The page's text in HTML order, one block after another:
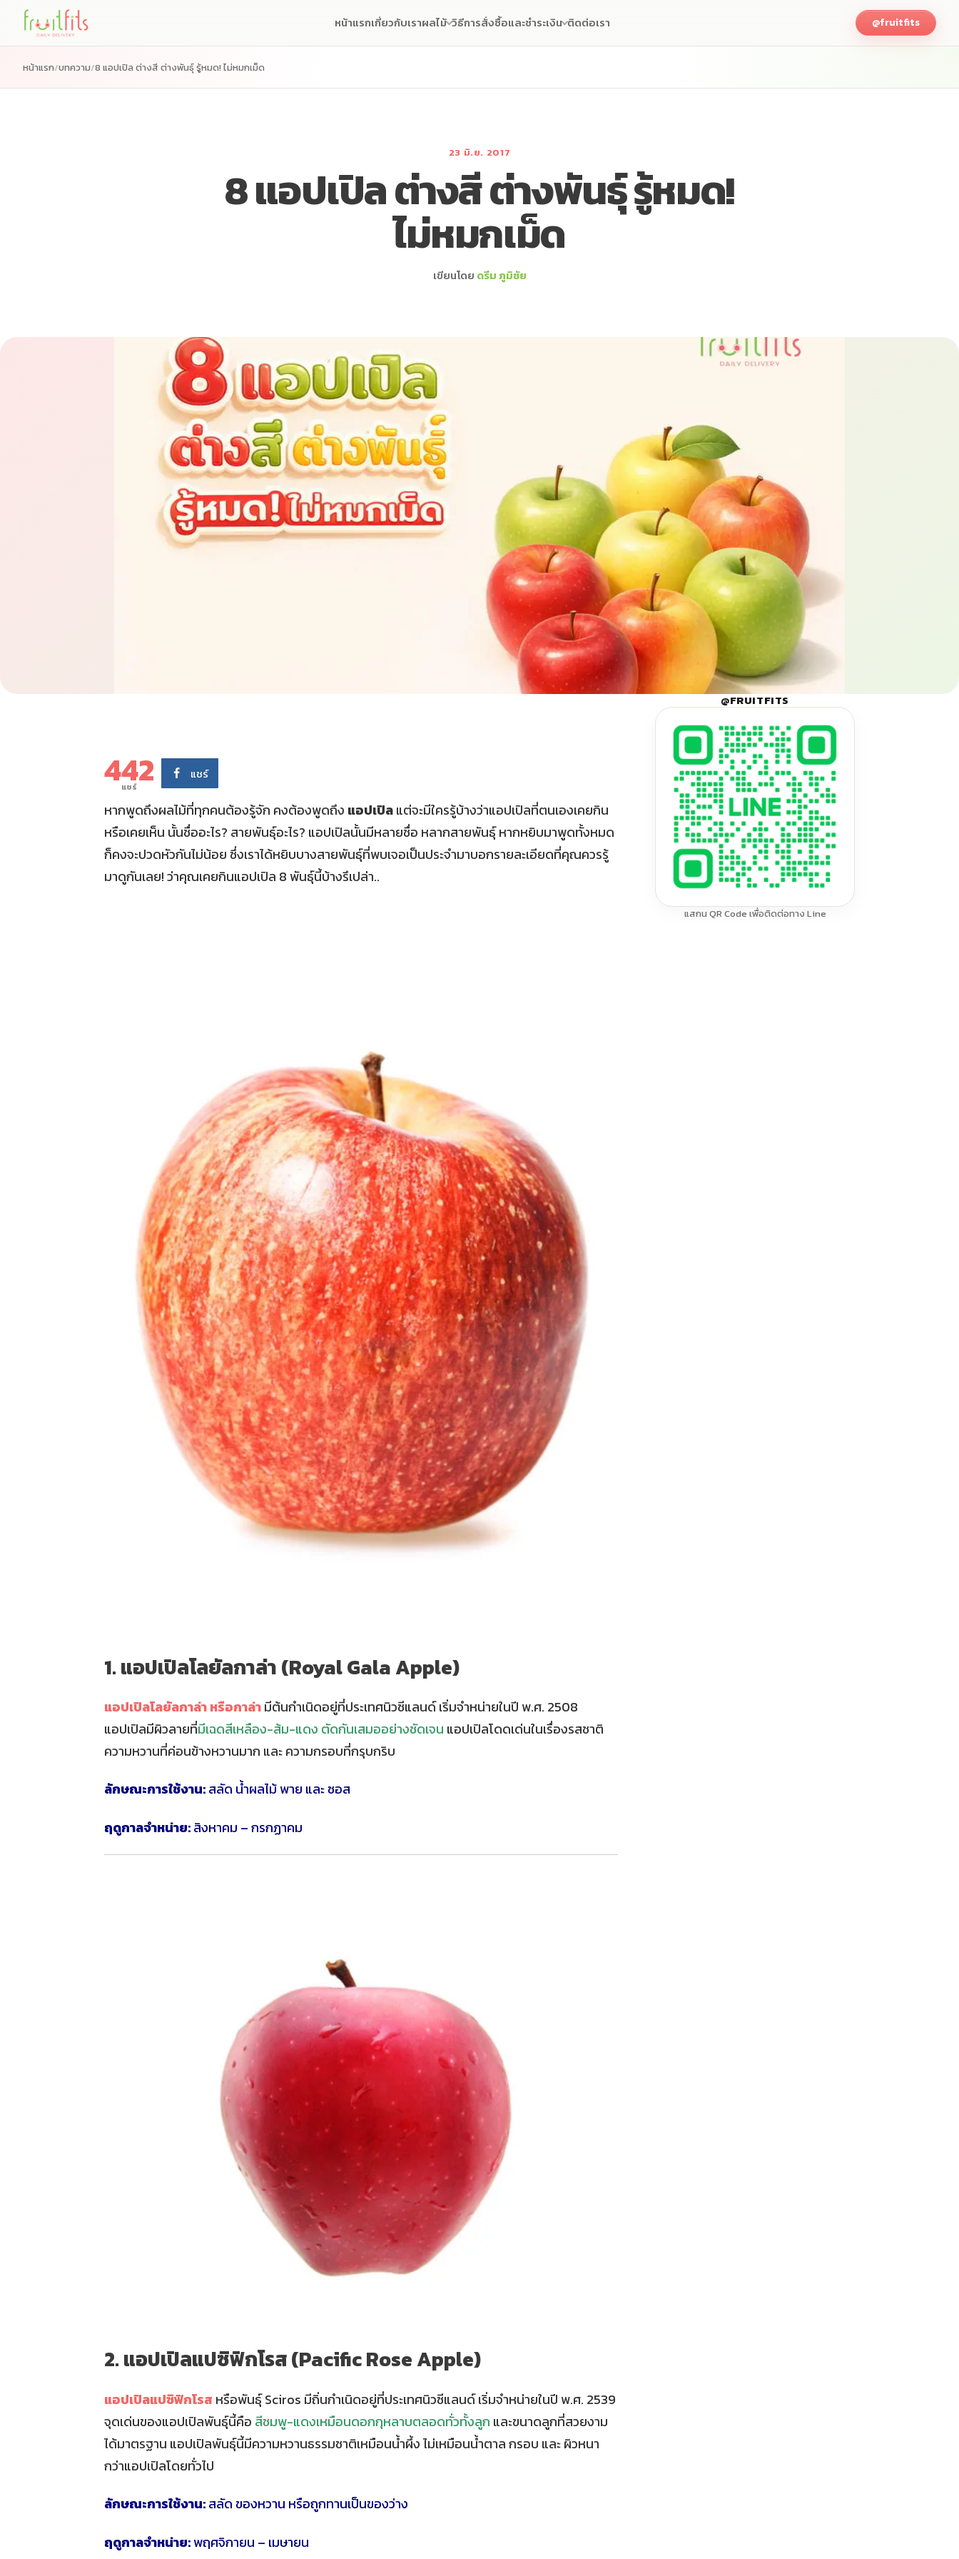
หน้าแรกเกี่ยวกับเราผลไม้ วิธีการสั่งซื้อและชำระเงิน ติดต่อเรา @fruitfits
หน้าแรก/บทความ/8 แอปเปิล ต่างสี ต่างพันธุ์ รู้หมด! ไม่หมกเม็ด
23 มิ.ย. 2017
8 แอปเปิล ต่างสี ต่างพันธุ์ รู้หมด!
ไม่หมกเม็ด
เขียนโดย ดรีม ภูมิชัย
442
แชร์
แชร์
หากพูดถึงผลไม้ที่ทุกคนต้องรู้จัก คงต้องพูดถึง แอปเปิลแต่จะมีใครรู้บ้างว่าแอปเปิลที่ตนเองเคยกิน
หรือเคยเห็น นั้นชื่ออะไร? สายพันธุ์อะไร? แอปเปิลนั้นมีหลายชื่อ หลากสายพันธุ์ หากหยิบมาพูดทั้งหมด
ก็คงจะปวดหัวกันไม่น้อย ซึ่งเราได้หยิบบางสายพันธุ์ที่พบเจอเป็นประจำมาบอกรายละเอียดที่คุณควรรู้
มาดูกันเลย! ว่าคุณเคยกินแอปเปิล 8 พันธุ์นี้บ้างรึเปล่า..
1. แอปเปิลโลยัลกาล่า (Royal Gala Apple)
แอปเปิลโลยัลกาล่า หรือกาล่ามีต้นกำเนิดอยู่ที่ประเทศนิวซีแลนด์ เริ่มจำหน่ายในปี พ.ศ. 2508
แอปเปิลมีผิวลายที่มีเฉดสีเหลือง-ส้ม-แดง ตัดกันเสมออย่างชัดเจน แอปเปิลโดดเด่นในเรื่องรสชาติ
ความหวานที่ค่อนข้างหวานมาก และ ความกรอบที่กรุบกริบ
ลักษณะการใช้งาน:สลัด น้ำผลไม้ พาย และ ซอส
ฤดูกาลจำหน่าย:สิงหาคม – กรกฏาคม
2. แอปเปิลแปซิฟิกโรส (Pacific Rose Apple)
แอปเปิลแปซิฟิกโรส หรือพันธุ์ Sciros มีถิ่นกำเนิดอยู่ที่ประเทศนิวซีแลนด์ เริ่มจำหน่ายในปี พ.ศ. 2539
จุดเด่นของแอปเปิลพันธ์ุนี้คือ สีชมพู-แดงเหมือนดอกกุหลาบตลอดทั่วทั้งลูก และขนาดลูกที่สวยงาม
ได้มาตรฐาน แอปเปิลพันธุ์นี้มีความหวานธรรมชาติเหมือนน้ำผึ้ง ไม่เหมือนน้ำตาล กรอบ และ ผิวหนา
กว่าแอปเปิลโดยทั่วไป
ลักษณะการใช้งาน:สลัด ของหวาน หรือถูกทานเป็นของว่าง
ฤดูกาลจำหน่าย:พฤศจิกายน – เมษายน
@FRUITFITS
แสกน QR Code เพื่อติดต่อทาง Line